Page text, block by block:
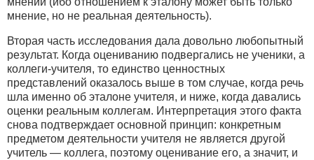
мнение, но не реальная деятельность).
Вторая часть исследования дала довольно любопытный
результат. Когда оцениванию подвергались не ученики, а
коллеги-учителя, то единство ценностных
представлений оказалось выше в том случае, когда речь
шла именно об эталоне учителя, и ниже, когда давались
оценки реальным коллегам. Интерпретация этого факта
снова подтверждает основной принцип: конкретным
предметом деятельности учителя не является другой
учитель — коллега, поэтому оценивание его, а значит, и